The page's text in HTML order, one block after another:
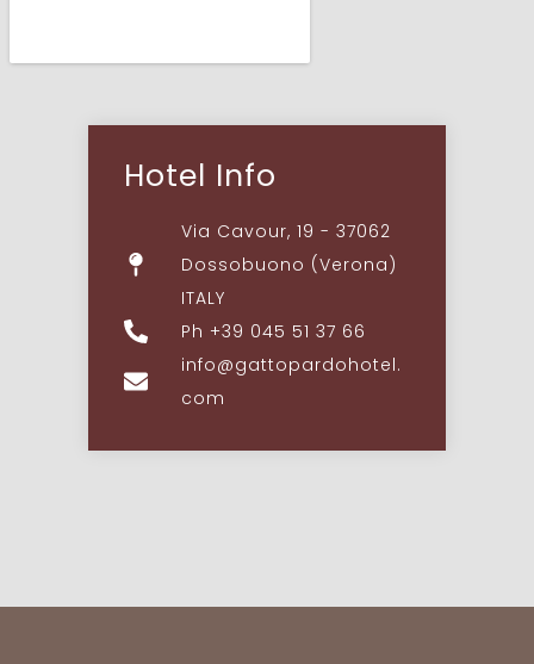
Hotel Info
Via Cavour, 19 - 37062
Dossobuono (Verona)
ITALY
Ph +39 045 51 37 66
info@gattopardohotel.
com